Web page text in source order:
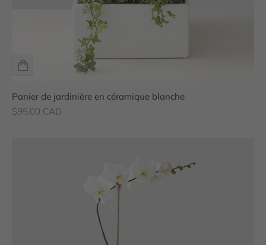
Panier de jardinière en céramique blanche
Prix de vente
$95.00 CAD